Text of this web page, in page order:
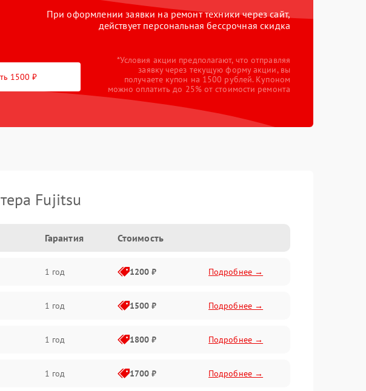
При оформлении заявки на ремонт техники через сайт,
действует персональная бессрочная скидка
1500 ₽
*Условия акции предполагают, что отправляя
заявку через текущую форму акции, вы
получаете купон на 1500 рублей. Купоном
можно оплатить до 25% от стоимости ремонта
Fujitsu
Гарантия Стоимость
1 год 1200 ₽ Подробнее →
1 год 1500 ₽ Подробнее →
1 год 1800 ₽ Подробнее →
1 год 1700 ₽ Подробнее →